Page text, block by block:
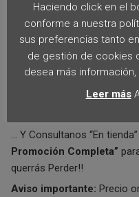
TenemosLa Mejor
Serviciosde entrega
Super-Descuentosen
mantenimiento.
Distribuimos
Aprilia, Honda, Yamaha,
… Y Consultanos “En
Promoción Completa”
querrás Perder!!
Aviso importante: Precio
Haciendo click en el
conforme a nuestra
sus preferencias tanto
de gestión de cookies
desea más
Leer más